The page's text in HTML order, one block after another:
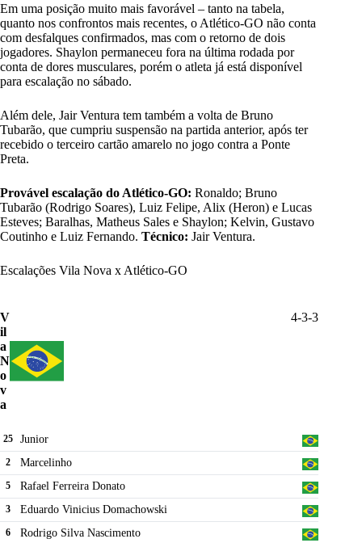
Em uma posição muito mais favorável – tanto na tabela,
quanto nos confrontos mais recentes, o Atlético-GO não conta
com desfalques confirmados, mas com o retorno de dois
jogadores. Shaylon permaneceu fora na última rodada por
conta de dores musculares, porém o atleta já está disponível
para escalação no sábado.
Além dele, Jair Ventura tem também a volta de Bruno
Tubarão, que cumpriu suspensão na partida anterior, após ter
recebido o terceiro cartão amarelo no jogo contra a Ponte
Preta.
Provável escalação do Atlético-GO: Ronaldo; Bruno
Tubarão (Rodrigo Soares), Luiz Felipe, Alix (Heron) e Lucas
Esteves; Baralhas, Matheus Sales e Shaylon; Kelvin, Gustavo
Coutinho e Luiz Fernando. Técnico: Jair Ventura.
Escalações Vila Nova x Atlético-GO
V
il
a
N
o
v
a
4-3-3
25 Junior
2 Marcelinho
5 Rafael Ferreira Donato
3 Eduardo Vinicius Domachowski
6 Rodrigo Silva Nascimento